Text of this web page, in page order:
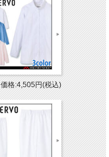
価格:4,505円(税込)